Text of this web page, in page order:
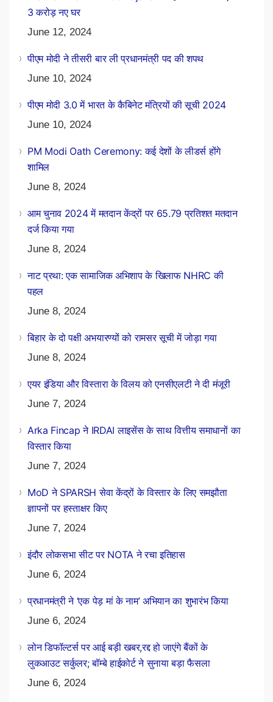
3 करोड़ नए घर
June 12, 2024
पीएम मोदी ने तीसरी बार ली प्रधानमंत्री पद की शपथ
June 10, 2024
पीएम मोदी 3.0 में भारत के कैबिनेट मंत्रियों की सूची 2024
June 10, 2024
PM Modi Oath Ceremony: कई देशों के लीडर्स होंगे
शामिल
June 8, 2024
आम चुनाव 2024 में मतदान केंद्रों पर 65.79 प्रतिशत मतदान
दर्ज किया गया
June 8, 2024
नाट प्रथा: एक सामाजिक अभिशाप के खिलाफ NHRC की
पहल
June 8, 2024
बिहार के दो पक्षी अभयारण्यों को रामसर सूची में जोड़ा गया
June 8, 2024
एयर इंडिया और विस्तारा के विलय को एनसीएलटी ने दी मंजूरी
June 7, 2024
Arka Fincap ने IRDAI लाइसेंस के साथ वित्तीय समाधानों का
विस्तार किया
June 7, 2024
MoD ने SPARSH सेवा केंद्रों के विस्तार के लिए समझौता
ज्ञापनों पर हस्ताक्षर किए
June 7, 2024
इंदौर लोकसभा सीट पर NOTA ने रचा इतिहास
June 6, 2024
प्रधानमंत्री ने ‘एक पेड़ मां के नाम’ अभियान का शुभारंभ किया
June 6, 2024
लोन डिफॉल्टर्स पर आई बड़ी खबर,रद्द हो जाएंगे बैंकों के
लुकआउट सर्कुलर; बॉम्बे हाईकोर्ट ने सुनाया बड़ा फैसला
June 6, 2024